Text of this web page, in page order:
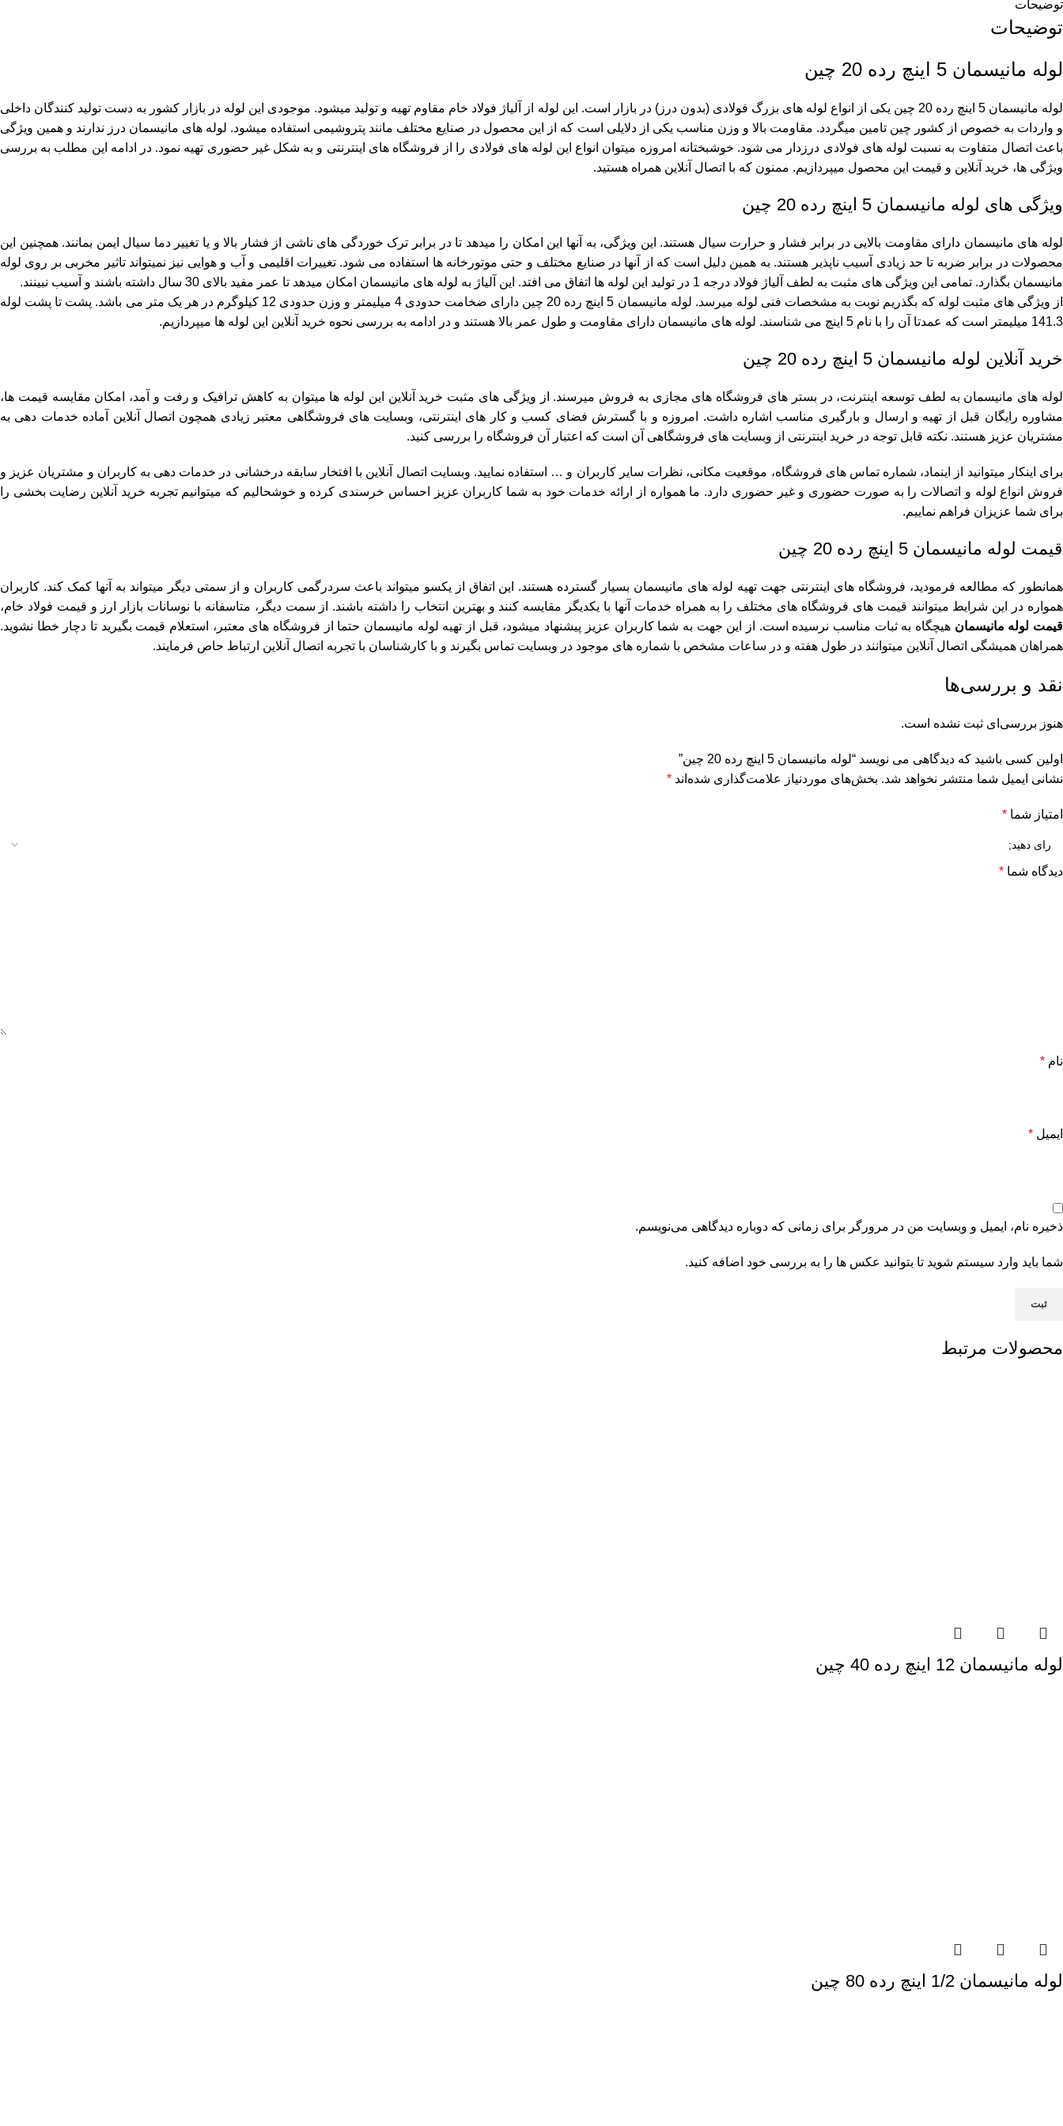
توضیحات
توضیحات
لوله مانیسمان 5 اینچ رده 20 چین
لوله مانیسمان 5 اینچ رده 20 چین یکی از انواع لوله های بزرگ فولادی (بدون درز) در بازار است. این لوله از آلیاژ فولاد خام مقاوم تهیه و تولید میشود. موجودی این لوله در بازار کشور به دست تولید کنندگان داخلی
و واردات به خصوص از کشور چین تامین میگردد. مقاومت بالا و وزن مناسب یکی از دلایلی است که از این محصول در صنایع مختلف مانند پتروشیمی استفاده میشود. لوله های مانیسمان درز ندارند و همین ویژگی
باعث اتصال متفاوت به نسبت لوله های فولادی درزدار می شود. خوشبختانه امروزه میتوان انواع این لوله های فولادی را از فروشگاه های اینترنتی و به شکل غیر حضوری تهیه نمود. در ادامه این مطلب به بررسی
ویژگی ها، خرید آنلاین و قیمت این محصول میپردازیم. ممنون که با اتصال آنلاین همراه هستید.
ویژگی های لوله مانیسمان 5 اینچ رده 20 چین
لوله های مانیسمان دارای مقاومت بالایی در برابر فشار و حرارت سیال هستند. این ویژگی، به آنها این امکان را میدهد تا در برابر ترک خوردگی های ناشی از فشار بالا و یا تغییر دما سیال ایمن بمانند. همچنین این
محصولات در برابر ضربه تا حد زیادی آسیب ناپذیر هستند. به همین دلیل است که از آنها در صنایع مختلف و حتی موتورخانه ها استفاده می شود. تغییرات اقلیمی و آب و هوایی نیز نمیتواند تاثیر مخربی بر روی لوله
مانیسمان بگذارد. تمامی این ویژگی های مثبت به لطف آلیاژ فولاد درجه 1 در تولید این لوله ها اتفاق می افتد. این آلیاژ به لوله های مانیسمان امکان میدهد تا عمر مفید بالای 30 سال داشته باشند و آسیب نبینند.
از ویژگی های مثبت لوله که بگذریم نوبت به مشخصات فنی لوله میرسد. لوله مانیسمان 5 اینچ رده 20 چین دارای ضخامت حدودی 4 میلیمتر و وزن حدودی 12 کیلوگرم در هر یک متر می باشد. پشت تا پشت لوله
141.3 میلیمتر است که عمدتا آن را با نام 5 اینچ می شناسند. لوله های مانیسمان دارای مقاومت و طول عمر بالا هستند و در ادامه به بررسی نحوه خرید آنلاین این لوله ها میپردازیم.
خرید آنلاین لوله مانیسمان 5 اینچ رده 20 چین
لوله های مانیسمان به لطف توسعه اینترنت، در بستر های فروشگاه های مجازی به فروش میرسند. از ویژگی های مثبت خرید آنلاین این لوله ها میتوان به کاهش ترافیک و رفت و آمد، امکان مقایسه قیمت ها،
مشاوره رایگان قبل از تهیه و ارسال و بارگیری مناسب اشاره داشت. امروزه و با گسترش فضای کسب و کار های اینترنتی، وبسایت های فروشگاهی معتبر زیادی همچون اتصال آنلاین آماده خدمات دهی به
مشتریان عزیز هستند. نکته قابل توجه در خرید اینترنتی از وبسایت های فروشگاهی آن است که اعتبار آن فروشگاه را بررسی کنید.
برای اینکار میتوانید از اینماد، شماره تماس های فروشگاه، موقعیت مکانی، نظرات سایر کاربران و … استفاده نمایید. وبسایت اتصال آنلاین با افتخار سابقه درخشانی در خدمات دهی به کاربران و مشتریان عزیز و
فروش انواع لوله و اتصالات را به صورت حضوری و غیر حضوری دارد. ما همواره از ارائه خدمات خود به شما کاربران عزیز احساس خرسندی کرده و خوشحالیم که میتوانیم تجربه خرید آنلاین رضایت بخشی را
برای شما عزیزان فراهم نماییم.
قیمت لوله مانیسمان 5 اینچ رده 20 چین
همانطور که مطالعه فرمودید، فروشگاه های اینترنتی جهت تهیه لوله های مانیسمان بسیار گسترده هستند. این اتفاق از یکسو میتواند باعث سردرگمی کاربران و از سمتی دیگر میتواند به آنها کمک کند. کاربران
همواره در این شرایط میتوانند قیمت های فروشگاه های مختلف را به همراه خدمات آنها با یکدیگر مقایسه کنند و بهترین انتخاب را داشته باشند. از سمت دیگر، متاسفانه با نوسانات بازار ارز و قیمت فولاد خام،
قیمت لوله مانیسمان هیچگاه به ثبات مناسب نرسیده است. از این جهت به شما کاربران عزیز پیشنهاد میشود، قبل از تهیه لوله مانیسمان حتما از فروشگاه های معتبر، استعلام قیمت بگیرید تا دچار خطا نشوید.
همراهان همیشگی اتصال آنلاین میتوانند در طول هفته و در ساعات مشخص با شماره های موجود در وبسایت تماس بگیرند و با کارشناسان با تجربه اتصال آنلاین ارتباط حاص فرمایند.
نقد و بررسی‌ها
هنوز بررسی‌ای ثبت نشده است.
اولین کسی باشید که دیدگاهی می نویسد “لوله مانیسمان 5 اینچ رده 20 چین”
نشانی ایمیل شما منتشر نخواهد شد. بخش‌های موردنیاز علامت‌گذاری شده‌اند *
امتیاز شما *
دیدگاه شما *
نام *
ایمیل *
ذخیره نام، ایمیل و وبسایت من در مرورگر برای زمانی که دوباره دیدگاهی می‌نویسم.
شما باید وارد سیستم شوید تا بتوانید عکس ها را به بررسی خود اضافه کنید.
محصولات مرتبط
لوله مانیسمان 12 اینچ رده 40 چین
لوله مانیسمان 1/2 اینچ رده 80 چین